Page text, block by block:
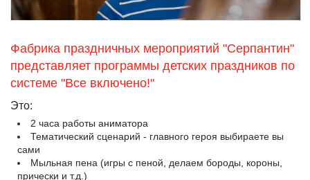
Фабрика праздничных мероприятий "Серпантин"
представляет программы детских праздников по
системе "Все включено!"
Это:
2 часа работы аниматора
Тематический сценарий - главного героя выбираете вы
сами
Мыльная пена (игры с пеной, делаем бороды, короны,
прически и т.д.)